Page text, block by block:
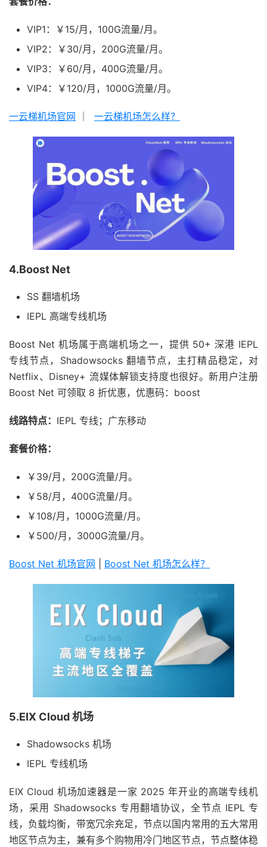
VIP1：￥15/月，100G流量/月。
VIP2：￥30/月，200G流量/月。
VIP3：￥60/月，400G流量/月。
VIP4：￥120/月，1000G流量/月。
一云梯机场官网 一云梯机场怎么样？
4.Boost Net
SS 翻墙机场
IEPL 高端专线机场
Boost Net 机场属于高端机场之一，提供 50+ 深港 IEPL
专线节点，Shadowsocks 翻墙节点，主打精品稳定，对
Netflix、Disney+ 流媒体解锁支持度也很好。新用户注册
Boost Net 可领取 8 折优惠，优惠码：boost
线路特点： IEPL 专线；广东移动
套餐价格：
￥39/月，200G流量/月。
￥58/月，400G流量/月。
￥108/月，1000G流量/月。
￥500/月，3000G流量/月。
Boost Net 机场官网 Boost Net 机场怎么样？
5.EIX Cloud 机场
Shadowsocks 机场
IEPL 专线机场
EIX Cloud 机场加速器是一家 2025 年开业的高端专线机
场，采用 Shadowsocks 专用翻墙协议，全节点 IEPL 专
线，负载均衡，带宽冗余充足，节点以国内常用的五大常用
地区节点为主，兼有多个购物用冷门地区节点，节点整体稳